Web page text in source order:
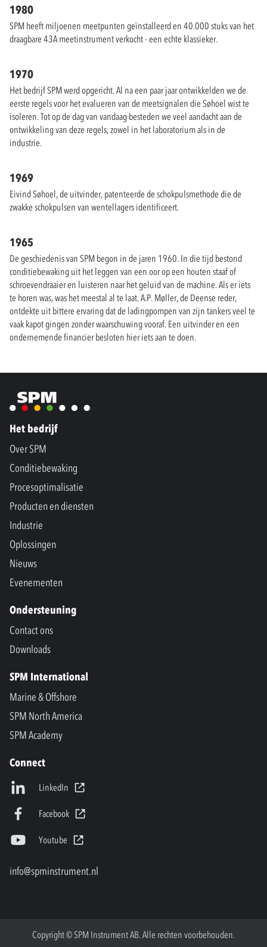
1980
SPM heeft miljoenen meetpunten geïnstalleerd en 40.000 stuks van het
draagbare 43A meetinstrument verkocht - een echte klassieker.
1970
Het bedrijf SPM werd opgericht. Al na een paar jaar ontwikkelden we de
eerste regels voor het evalueren van de meetsignalen die Søhoel wist te
isoleren. Tot op de dag van vandaag besteden we veel aandacht aan de
ontwikkeling van deze regels, zowel in het laboratorium als in de
industrie.
1969
Eivind Søhoel, de uitvinder, patenteerde de schokpulsmethode die de
zwakke schokpulsen van wentellagers identificeert.
1965
De geschiedenis van SPM begon in de jaren 1960. In die tijd bestond
conditiebewaking uit het leggen van een oor op een houten staaf of
schroevendraaier en luisteren naar het geluid van de machine. Als er iets
te horen was, was het meestal al te laat. A.P. Møller, de Deense reder,
ontdekte uit bittere ervaring dat de ladingpompen van zijn tankers veel te
vaak kapot gingen zonder waarschuwing vooraf. Een uitvinder en een
ondernemende financier besloten hier iets aan te doen.
Het bedrijf
Over SPM
Conditiebewaking
Procesoptimalisatie
Producten en diensten
Industrie
Oplossingen
Nieuws
Evenementen
Ondersteuning
Contact ons
Downloads
SPM International
Marine & Offshore
SPM North America
SPM Academy
Connect
LinkedIn
Facebook
Youtube
info@spminstrument.nl
Copyright © SPM Instrument AB. Alle rechten voorbehouden.